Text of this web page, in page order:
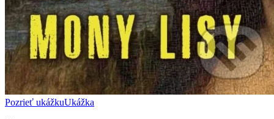
Pozrieť ukážkuUkážka